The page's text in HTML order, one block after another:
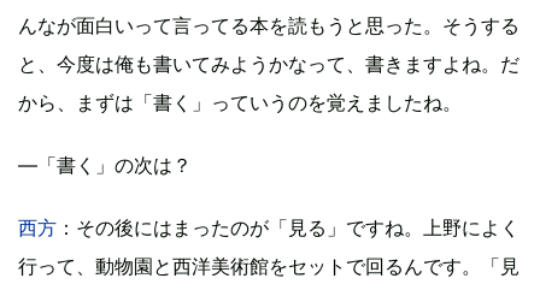
んなが面白いって言ってる本を読もうと思った。そうする
と、今度は俺も書いてみようかなって、書きますよね。だ
から、まずは「書く」っていうのを覚えましたね。
―「書く」の次は？
西方 ：その後にはまったのが「見る」ですね。上野によく
行って、動物園と西洋美術館をセットで回るんです。「見